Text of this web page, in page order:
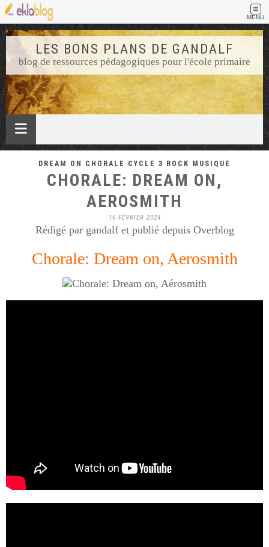
MENU
LES BONS PLANS DE GANDALF
blog de ressources pédagogiques pour l'école primaire
DREAM ON CHORALE CYCLE 3 ROCK MUSIQUE
CHORALE: DREAM ON,
AEROSMITH
16 FÉVRIER 2024
Rédigé par gandalf et publié depuis Overblog
Chorale: Dream on, Aerosmith